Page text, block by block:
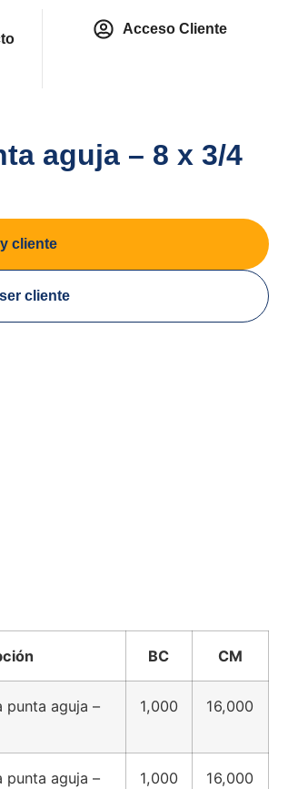
Acceso Cliente
aguja – 8 x 3/4
cliente
cliente
BC CM
punta aguja –
1,000 16,000
punta aguja –
1,000 16,000